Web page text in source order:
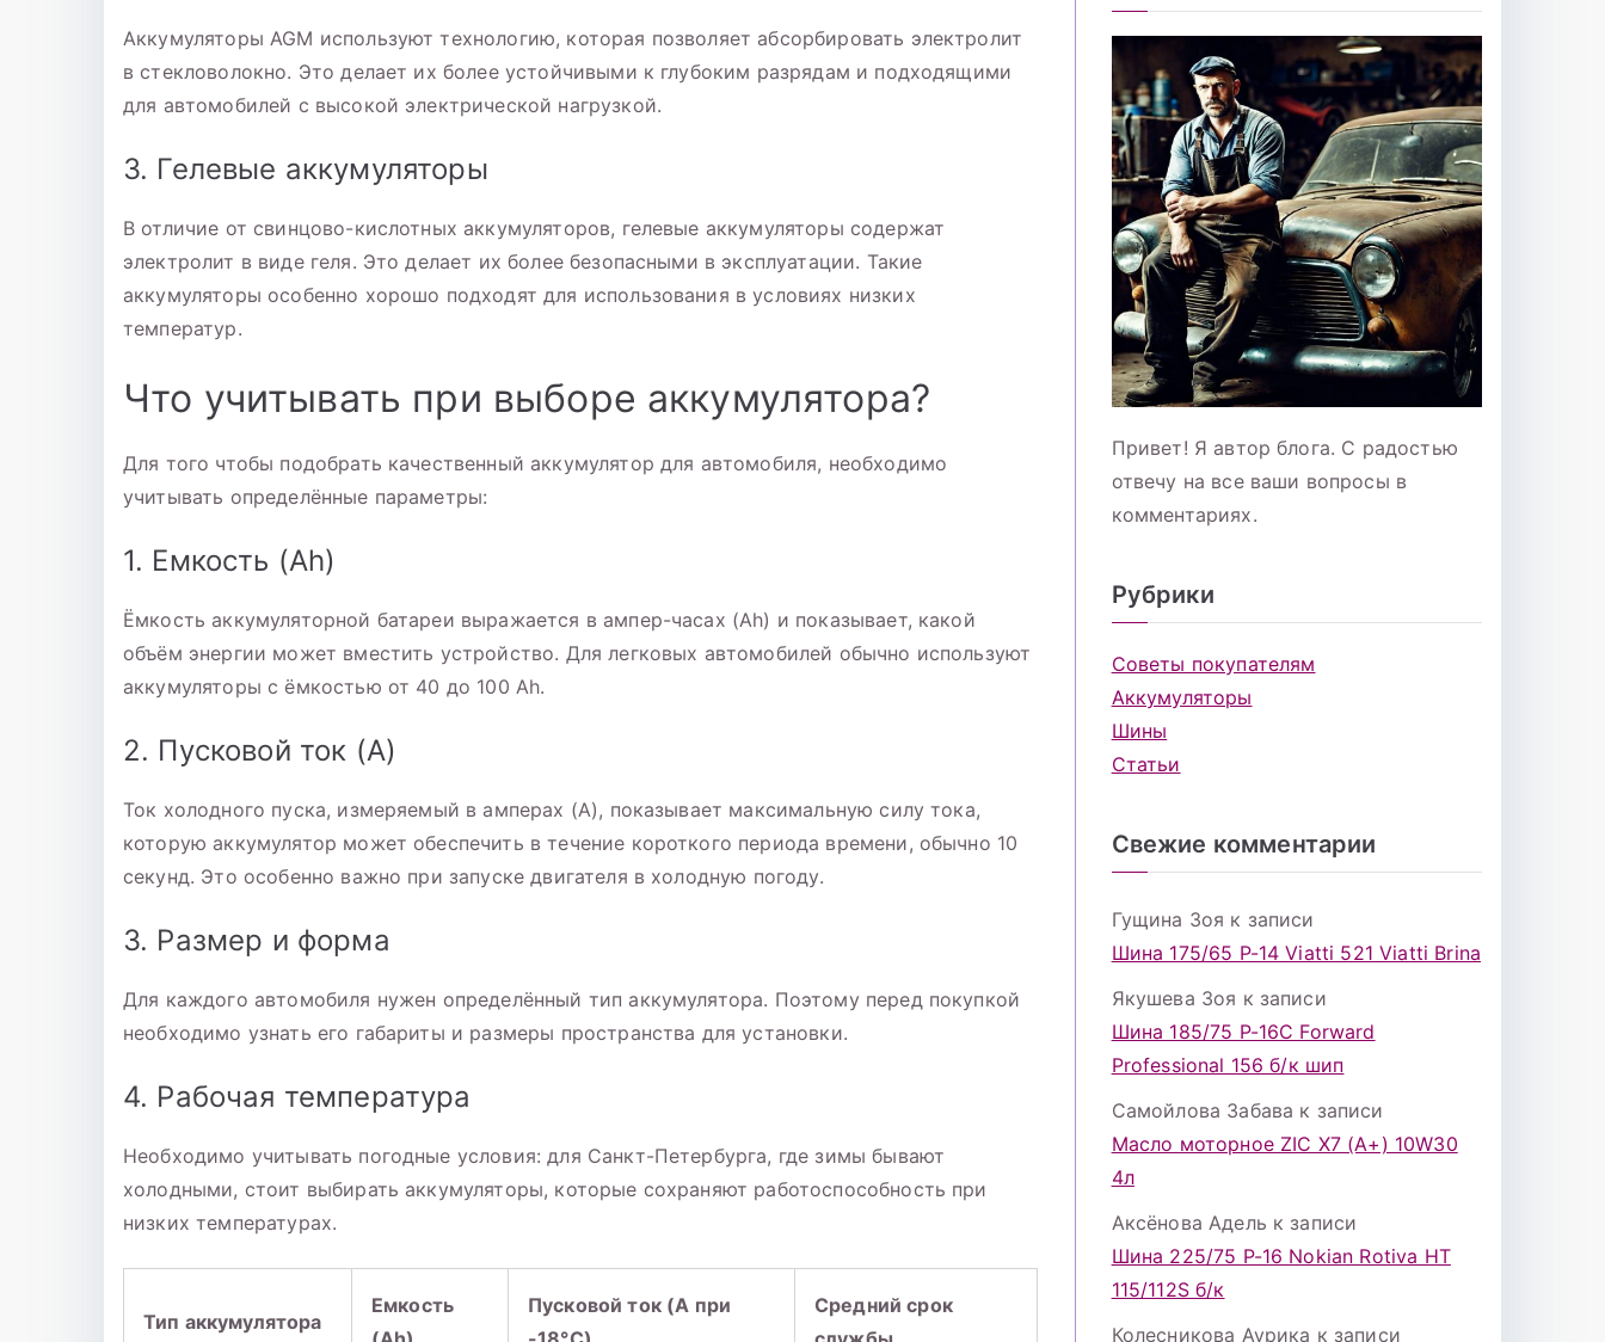
Аккумуляторы AGM используют технологию, которая позволяет абсорбировать электролит
в стекловолокно. Это делает их более устойчивыми к глубоким разрядам и подходящими
для автомобилей с высокой электрической нагрузкой.
3. Гелевые аккумуляторы
В отличие от свинцово-кислотных аккумуляторов, гелевые аккумуляторы содержат
электролит в виде геля. Это делает их более безопасными в эксплуатации. Такие
аккумуляторы особенно хорошо подходят для использования в условиях низких
температур.
Что учитывать при выборе аккумулятора?
Для того чтобы подобрать качественный аккумулятор для автомобиля, необходимо
учитывать определённые параметры:
1. Емкость (Ah)
Ёмкость аккумуляторной батареи выражается в ампер-часах (Ah) и показывает, какой
объём энергии может вместить устройство. Для легковых автомобилей обычно используют
аккумуляторы с ёмкостью от 40 до 100 Ah.
2. Пусковой ток (A)
Ток холодного пуска, измеряемый в амперах (А), показывает максимальную силу тока,
которую аккумулятор может обеспечить в течение короткого периода времени, обычно 10
секунд. Это особенно важно при запуске двигателя в холодную погоду.
3. Размер и форма
Для каждого автомобиля нужен определённый тип аккумулятора. Поэтому перед покупкой
необходимо узнать его габариты и размеры пространства для установки.
4. Рабочая температура
Необходимо учитывать погодные условия: для Санкт-Петербурга, где зимы бывают
холодными, стоит выбирать аккумуляторы, которые сохраняют работоспособность при
низких температурах.
Тип аккумулятора
Емкость
Пусковой ток (A при
Средний срок
Привет! Я автор блога. С радостью
отвечу на все ваши вопросы в
комментариях.
Рубрики
Советы покупателям
Аккумуляторы
Шины
Статьи
Свежие комментарии
Гущина Зоя к записи
Шина 175/65 Р-14 Viatti 521 Viatti Brina
Якушева Зоя к записи
Шина 185/75 Р-16С Forward
Professional 156 б/к шип
Самойлова Забава к записи
Масло моторное ZIC X7 (A+) 10W30
4л
Аксёнова Адель к записи
Шина 225/75 Р-16 Nokian Rotiva HT
115/112S б/к
Колесникова Аурика к записи